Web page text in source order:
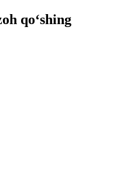
qo‘shing